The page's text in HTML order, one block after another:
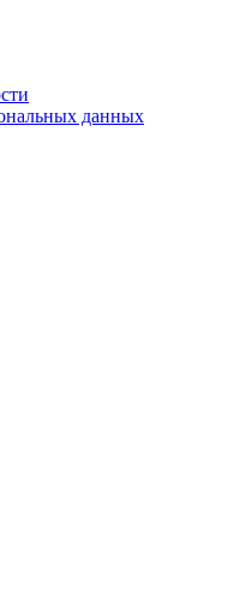
данных